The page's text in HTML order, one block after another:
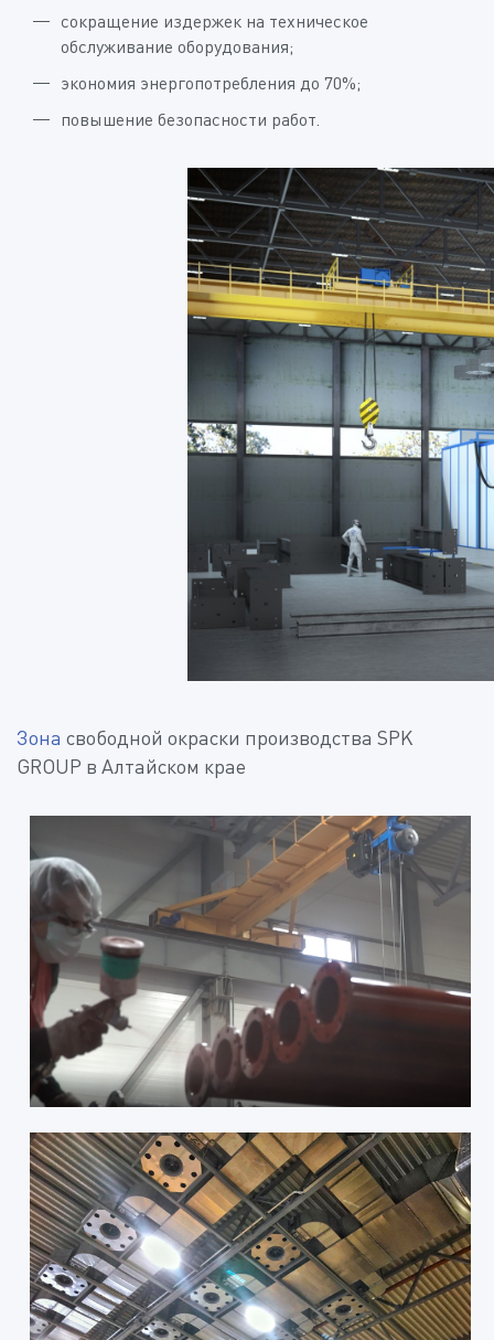
сокращение издержек на техническое
обслуживание оборудования;
экономия энергопотребления до 70%;
повышение безопасности работ.
Зона свободной окраски производства SPK
GROUP в Алтайском крае